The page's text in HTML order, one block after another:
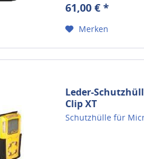
61,00 € *
Merken
Leder-
Clip XT
Schutzhülle für